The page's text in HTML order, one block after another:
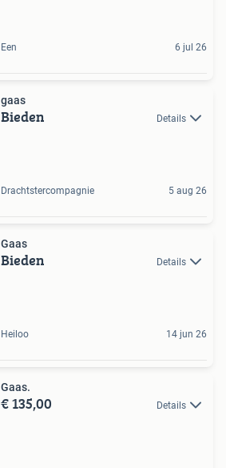
Een 6 jul 26
gaas
Bieden Details
Drachtstercompagnie 5 aug 26
Gaas
Bieden Details
Heiloo 14 jun 26
Gaas.
€ 135,00 Details